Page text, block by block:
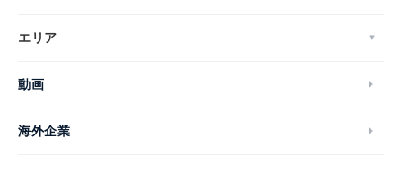
エリア
動画
海外企業